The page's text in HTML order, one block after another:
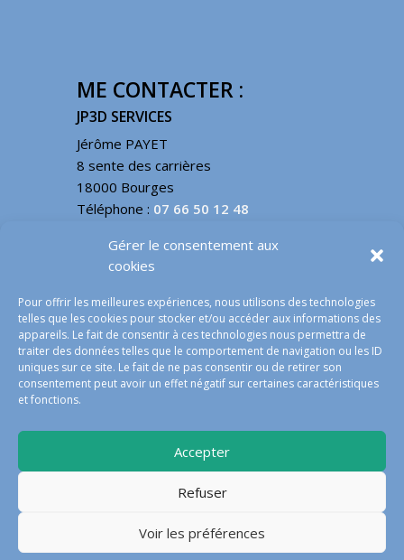
Gérer le consentement aux
cookies
Pour offrir les meilleures expériences, nous utilisons des technologies
telles que les cookies pour stocker et/ou accéder aux informations des
appareils. Le fait de consentir à ces technologies nous permettra de
traiter des données telles que le comportement de navigation ou les ID
uniques sur ce site. Le fait de ne pas consentir ou de retirer son
consentement peut avoir un effet négatif sur certaines caractéristiques
et fonctions.
Accepter
Refuser
Voir les préférences
ME CONTACTER :
JP3D SERVICES
Jérôme PAYET
8 sente des carrières
18000 Bourges
Téléphone : 07 66 50 12 48
INFOS LÉGALES
Mentions légales
conditions générales de vente
Politique des cookies – EU
Nous contacter
© jp3d services 2023 – tous droits réservés |